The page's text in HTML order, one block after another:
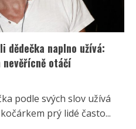
dědečka naplno užívá:
otáčí
podle svých slov užívá
prý lidé často...